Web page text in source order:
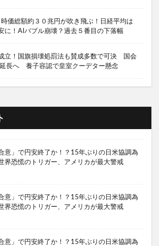
価総額約３０兆円が吹き飛ぶ！日経平均は
に！AIバブル崩壊？過去５番目の下落幅
立！国旗損壊処罰法も賛成多数で可決 国会
長へ 養子容認で皇室クーデター懸念
意」で円安終了か！？15年ぶりの日米協調為
界恐慌のトリガー、アメリカが最大警戒
意」で円安終了か！？15年ぶりの日米協調為
界恐慌のトリガー、アメリカが最大警戒
意」で円安終了か！？15年ぶりの日米協調為